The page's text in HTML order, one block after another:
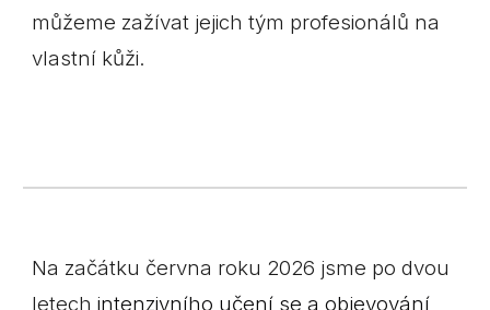
můžeme zažívat jejich tým profesionálů na
vlastní kůži.
Na začátku června roku 2026 jsme po dvou
letechintenzivního učení se a objevování